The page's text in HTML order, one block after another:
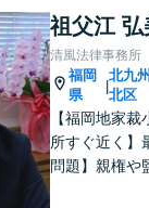
します。お悩
い。
祖父江 弘
清風法律事務所
福岡
県
|
北九
北区
【福岡地家
所すぐ近く】
問題】親権や